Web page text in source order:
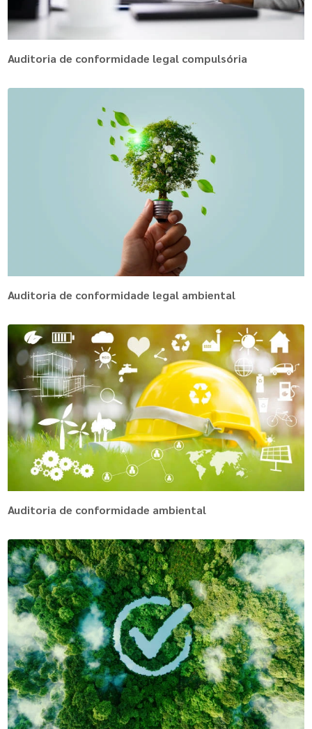
Auditoria de conformidade legal compulsória
Auditoria de conformidade legal ambiental
Auditoria de conformidade ambiental